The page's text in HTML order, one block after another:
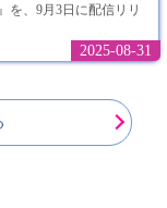
を、9月3日に配信リリ
2025-08-31